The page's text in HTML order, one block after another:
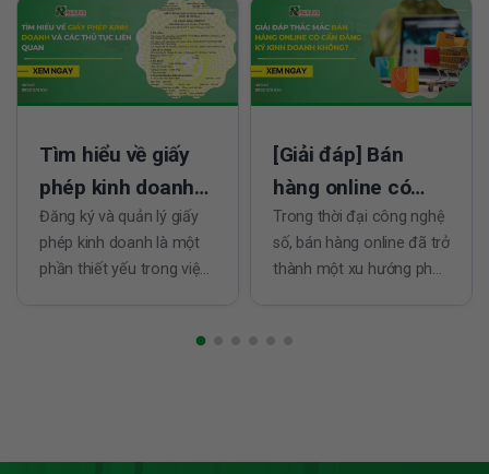
Tìm hiểu về giấy
phép kinh doanh
và các thủ tục liên
quan
Đăng ký và quản lý giấy
phép kinh doanh là một
phần thiết yếu trong việc
Nam. Thủ tục này không
[Giải đáp] Bán
hàng online có
cần đăng ký kinh
doanh không?
Trong thời đại công nghệ
số, bán hàng online đã trở
thành một xu hướng phổ